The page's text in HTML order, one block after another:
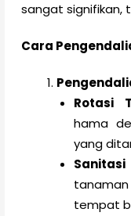
sangat signifikan,
Cara
Rotasi
hama
yang
Sanitasi
tempat